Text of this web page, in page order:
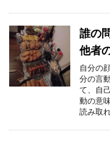
誰の
他者
自分の
分の言
て、自
動の意
読み取